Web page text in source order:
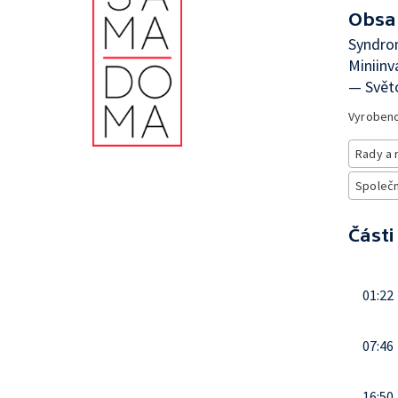
—
Rady a
01:22
07:46